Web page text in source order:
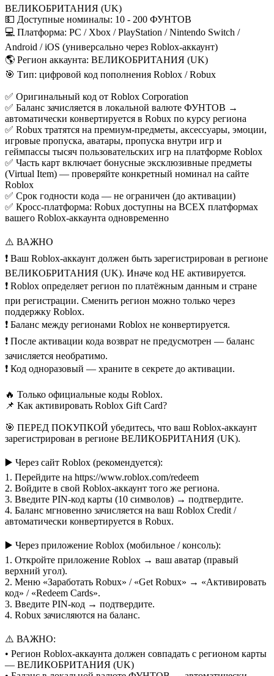
ВЕЛИКОБРИТАНИЯ (UK)
💵 Доступные номиналы: 10 - 200 ФУНТОВ
💻 Платформа: PC / Xbox / PlayStation / Nintendo Switch /
Android / iOS (универсально через Roblox-аккаунт)
🌎 Регион аккаунта: ВЕЛИКОБРИТАНИЯ (UK)
🎯 Тип: цифровой код пополнения Roblox / Robux
✅ Оригинальный код от Roblox Corporation
✅ Баланс зачисляется в локальной валюте ФУНТОВ →
автоматически конвертируется в Robux по курсу региона
✅ Robux тратятся на премиум-предметы, аксессуары, эмоции,
игровые пропуска, аватары, пропуска внутри игр и
геймпассы тысяч пользовательских игр на платформе Roblox
✅ Часть карт включает бонусные эксклюзивные предметы
(Virtual Item) — проверяйте конкретный номинал на сайте
Roblox
✅ Срок годности кода — не ограничен (до активации)
✅ Кросс-платформа: Robux доступны на ВСЕХ платформах
вашего Roblox-аккаунта одновременно
⚠️ ВАЖНО
❗ Ваш Roblox-аккаунт должен быть зарегистрирован в регионе
ВЕЛИКОБРИТАНИЯ (UK). Иначе код НЕ активируется.
❗ Roblox определяет регион по платёжным данным и стране
при регистрации. Сменить регион можно только через
поддержку Roblox.
❗ Баланс между регионами Roblox не конвертируется.
❗ После активации кода возврат не предусмотрен — баланс
зачисляется необратимо.
❗ Код одноразовый — храните в секрете до активации.
🔥 Только официальные коды Roblox.
📌 Как активировать Roblox Gift Card?
🎯 ПЕРЕД ПОКУПКОЙ убедитесь, что ваш Roblox-аккаунт
зарегистрирован в регионе ВЕЛИКОБРИТАНИЯ (UK).
▶️ Через сайт Roblox (рекомендуется):
1. Перейдите на https://www.roblox.com/redeem
2. Войдите в свой Roblox-аккаунт того же региона.
3. Введите PIN-код карты (10 символов) → подтвердите.
4. Баланс мгновенно зачисляется на ваш Roblox Credit /
автоматически конвертируется в Robux.
▶️ Через приложение Roblox (мобильное / консоль):
1. Откройте приложение Roblox → ваш аватар (правый
верхний угол).
2. Меню «Заработать Robux» / «Get Robux» → «Активировать
код» / «Redeem Cards».
3. Введите PIN-код → подтвердите.
4. Robux зачисляются на баланс.
⚠️ ВАЖНО:
• Регион Roblox-аккаунта должен совпадать с регионом карты
— ВЕЛИКОБРИТАНИЯ (UK)